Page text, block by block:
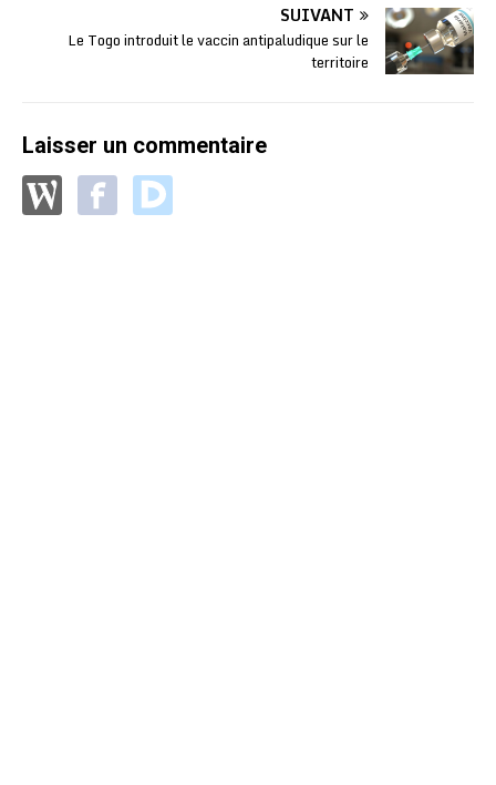
SUIVANT
Le Togo introduit le vaccin antipaludique sur le
territoire
Laisser un commentaire